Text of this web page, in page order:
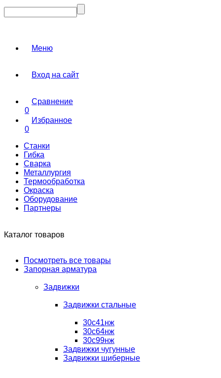
Меню
Вход на сайт
Сравнение
0
Избранное
0
Станки
Гибка
Сварка
Металлургия
Термообработка
Окраска
Оборудование
Партнеры
Каталог товаров
Посмотреть все товары
Запорная арматура
Задвижки
Задвижки стальные
30с41нж
30с64нж
30с99нж
Задвижки чугунные
Задвижки шиберные